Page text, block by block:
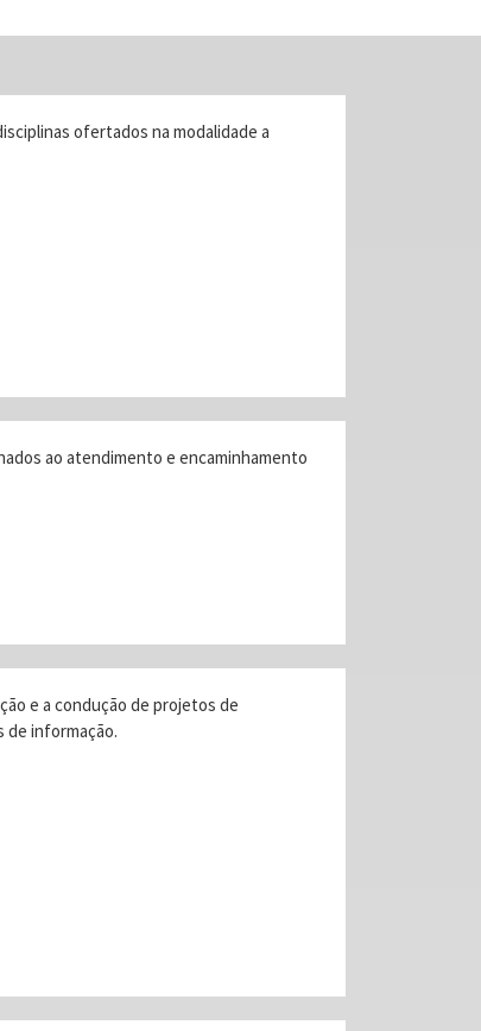
ofertados na modalidade a
ao atendimento e encaminhamento
e a condução de projetos de
de informação.